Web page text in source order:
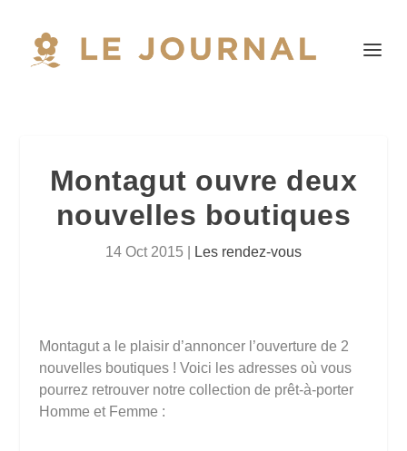
Montagut ouvre deux
nouvelles boutiques
14 Oct 2015 Les rendez-vous
Montagut a le plaisir d’annoncer l’ouverture de 2
nouvelles boutiques ! Voici les adresses où vous
pourrez retrouver notre collection de prêt-à-porter
Homme et Femme :